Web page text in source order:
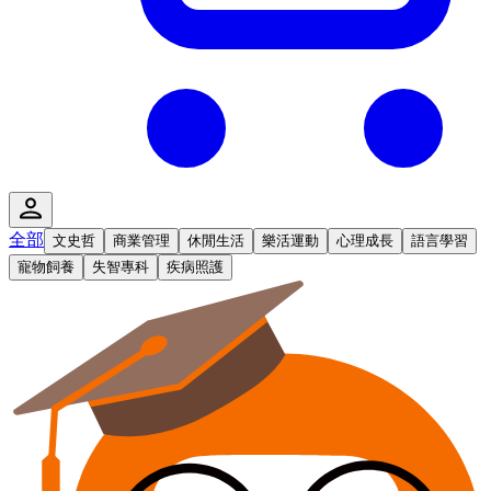
全部 文史哲 商業管理 休閒生活 樂活運動 心理成長
語言學習
寵物飼養
失智專科 疾病照護